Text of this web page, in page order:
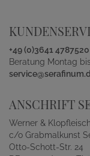
+49 (0)3641 4787520
Beratung Montag
ANSCHRIFT
Werner &
c/o Grabmalkunst
Otto-Schott-Str. 24